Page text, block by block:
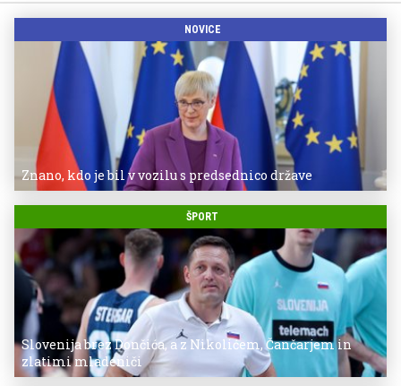
NOVICE
Znano, kdo je bil v vozilu s predsednico države
ŠPORT
Slovenija brez Dončića, a z Nikolićem, Čančarjem in
zlatimi mladeniči